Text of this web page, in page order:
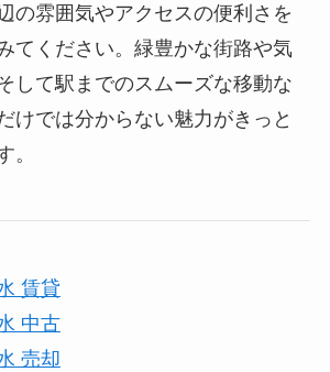
の雰囲気やアクセスの便利さを
てください。緑豊かな街路や気
して駅までのスムーズな移動な
けでは分からない魅力がきっと
。
賃貸
中古
売却